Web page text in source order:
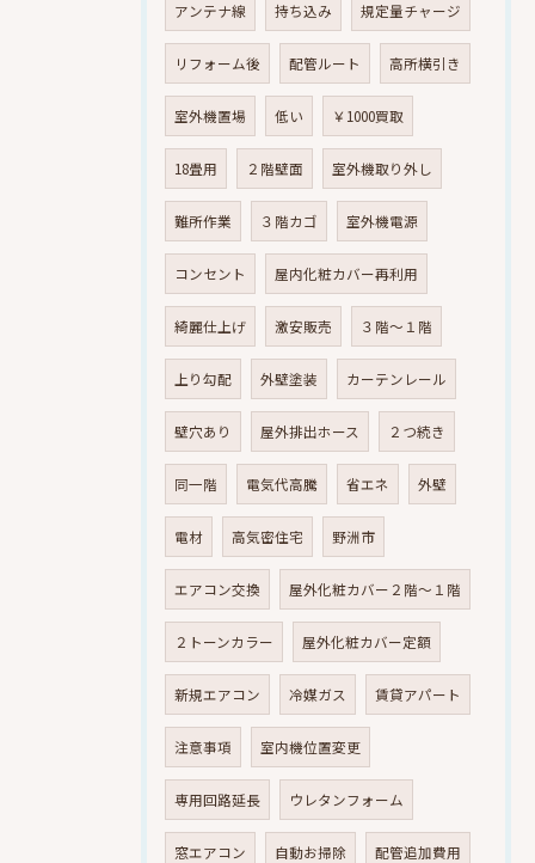
アンテナ線 持ち込み 規定量チャージ
リフォーム後 配管ルート 高所横引き
室外機置場 低い ￥1000買取
18畳用 ２階壁面 室外機取り外し
難所作業 ３階カゴ 室外機電源
コンセント 屋内化粧カバー再利用
綺麗仕上げ 激安販売 ３階～１階
上り勾配 外壁塗装 カーテンレール
壁穴あり 屋外排出ホース ２つ続き
同一階 電気代高騰 省エネ 外壁
電材 高気密住宅 野洲市
エアコン交換 屋外化粧カバー２階～１階
２トーンカラー 屋外化粧カバー定額
新規エアコン 冷媒ガス 賃貸アパート
注意事項 室内機位置変更
専用回路延長 ウレタンフォーム
窓エアコン 自動お掃除 配管追加費用